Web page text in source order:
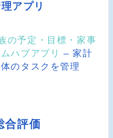
アプリ
の予定・目標・家事
ハブアプリ – 家計
のタスクを管理
合評価